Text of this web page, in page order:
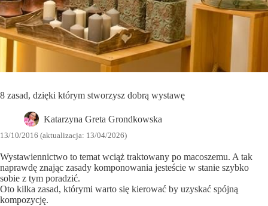
8 zasad, dzięki którym stworzysz dobrą wystawę
Katarzyna Greta Grondkowska
13/10/2016 (aktualizacja: 13/04/2026)
Wystawiennictwo to temat wciąż traktowany po macoszemu. A tak
naprawdę znając zasady komponowania jesteście w stanie szybko
sobie z tym poradzić.
Oto kilka zasad, którymi warto się kierować by uzyskać spójną
kompozycję.